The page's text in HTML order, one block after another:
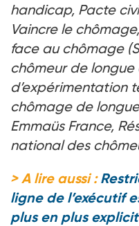
handicap, Pacte
Vaincre le
face au chômage
chômeur de longue
d’expérimentation
chômage de
Emmaüs France,
national des
> A lire aussi :
ligne de l’exécutif
plus en plus